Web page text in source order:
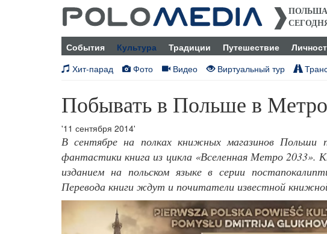
ПОЛЬША
События Культура Традиции Путешествие
Хит-парад
Фото Видео Виртуальный тур
Побывать в Польше в
'11 сентября 2014'
В сентябре на полках книжных магазинов Польши
фантастики книга из цикла «Вселенная Метро 2033».
изданием на польском языке в серии
Перевода книги ждут и почитатели известной